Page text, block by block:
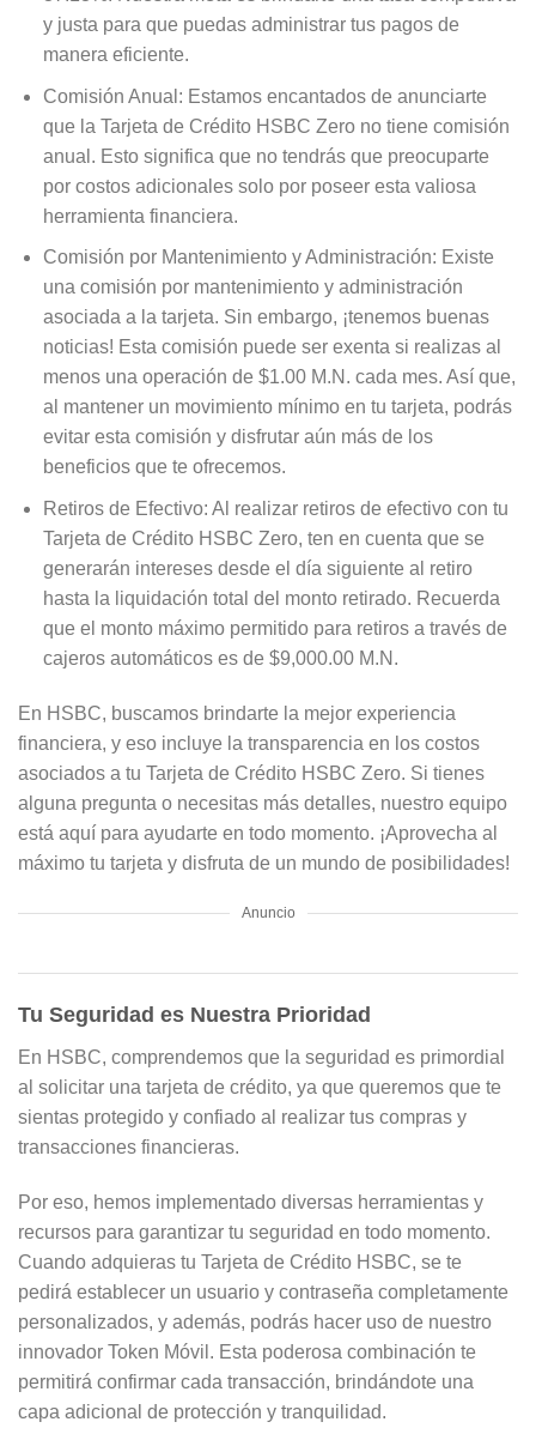
y justa para que puedas administrar tus pagos de
manera eficiente.
Comisión Anual: Estamos encantados de anunciarte
que la Tarjeta de Crédito HSBC Zero no tiene comisión
anual. Esto significa que no tendrás que preocuparte
por costos adicionales solo por poseer esta valiosa
herramienta financiera.
Comisión por Mantenimiento y Administración: Existe
una comisión por mantenimiento y administración
asociada a la tarjeta. Sin embargo, ¡tenemos buenas
noticias! Esta comisión puede ser exenta si realizas al
menos una operación de $1.00 M.N. cada mes. Así que,
al mantener un movimiento mínimo en tu tarjeta, podrás
evitar esta comisión y disfrutar aún más de los
beneficios que te ofrecemos.
Retiros de Efectivo: Al realizar retiros de efectivo con tu
Tarjeta de Crédito HSBC Zero, ten en cuenta que se
generarán intereses desde el día siguiente al retiro
hasta la liquidación total del monto retirado. Recuerda
que el monto máximo permitido para retiros a través de
cajeros automáticos es de $9,000.00 M.N.
En HSBC, buscamos brindarte la mejor experiencia
financiera, y eso incluye la transparencia en los costos
asociados a tu Tarjeta de Crédito HSBC Zero. Si tienes
alguna pregunta o necesitas más detalles, nuestro equipo
está aquí para ayudarte en todo momento. ¡Aprovecha al
máximo tu tarjeta y disfruta de un mundo de posibilidades!
Anuncio
Tu Seguridad es Nuestra Prioridad
En HSBC, comprendemos que la seguridad es primordial
al solicitar una tarjeta de crédito, ya que queremos que te
sientas protegido y confiado al realizar tus compras y
transacciones financieras.
Por eso, hemos implementado diversas herramientas y
recursos para garantizar tu seguridad en todo momento.
Cuando adquieras tu Tarjeta de Crédito HSBC, se te
pedirá establecer un usuario y contraseña completamente
personalizados, y además, podrás hacer uso de nuestro
innovador Token Móvil. Esta poderosa combinación te
permitirá confirmar cada transacción, brindándote una
capa adicional de protección y tranquilidad.